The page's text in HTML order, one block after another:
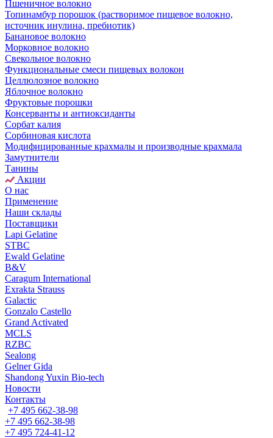
Пшеничное волокно
Топинамбур порошок (растворимое пищевое волокно,
источник инулина, пребиотик)
Банановое волокно
Морковное волокно
Свекольное волокно
Функциональные смеси пищевых волокон
Целлюлозное волокно
Яблочное волокно
Фруктовые порошки
Консерванты и антиоксиданты
Сорбат калия
Сорбиновая кислота
Модифицированные крахмалы и производные крахмала
Замутнители
Танины
Акции
О нас
Применение
Наши склады
Поставщики
Lapi Gelatine
STBC
Ewald Gelatine
B&V
Caragum International
Exrakta Strauss
Galactic
Gonzalo Castello
Grand Activated
MCLS
RZBC
Sealong
Gelner Gida
Shandong Yuxin Bio-tech
Новости
Контакты
+7 495 662-38-98
+7 495 662-38-98
+7 495 724-41-12